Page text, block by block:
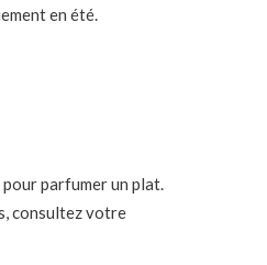
en été.
parfumer un plat.
consultez votre